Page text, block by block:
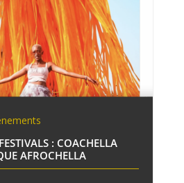
: COACHELLA
AFROCHELLA